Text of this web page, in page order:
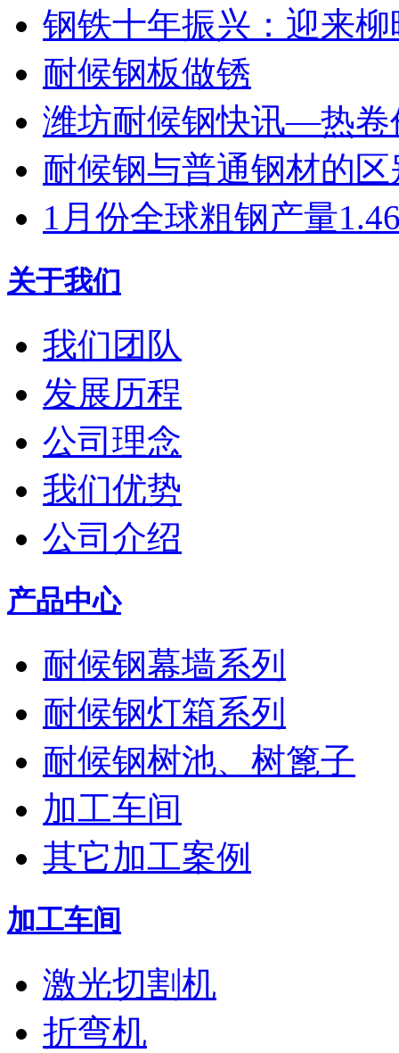
钢铁十年振兴：迎来
耐候钢板做锈
潍坊耐候钢快讯—热卷
耐候钢与普通钢材的区
1月份全球粗钢产量
关于我们
我们团队
发展历程
公司理念
我们优势
公司介绍
产品中心
耐候钢幕墙系列
耐候钢灯箱系列
耐候钢树池、树篦子
加工车间
其它加工案例
加工车间
激光切割机
折弯机